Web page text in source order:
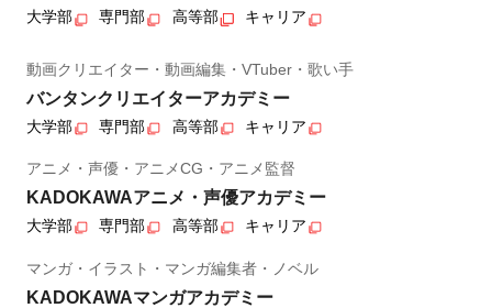
大学部 専門部 高等部 キャリア
動画クリエイター・動画編集・VTuber・歌い手
バンタンクリエイターアカデミー
大学部 専門部 高等部 キャリア
アニメ・声優・アニメCG・アニメ監督
KADOKAWAアニメ・声優アカデミー
大学部 専門部 高等部 キャリア
マンガ・イラスト・マンガ編集者・ノベル
KADOKAWAマンガアカデミー